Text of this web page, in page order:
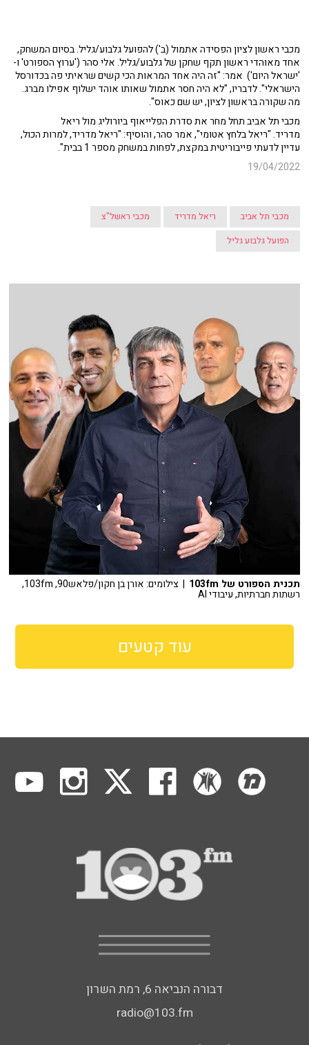
מכבי ראשון לציון הפסידה אתמול (ב') להפועל גלבוע/גליל. בסיום המשחק,
אחד מאוהדי ראשון תקף שחקן של גלבוע/גליל. אלי סהר ('ערוץ הספורט' ו-
'ישראל היום') אמר: "זה היה אחד המראות הכי קשים שראיתי פה בכדורסל
הישראלי". לדבריו, "לא היה חסר אתמול שאותו אוהד ישלוף אפילו מברג.
מה שקורה בראשון לציון, יש שם כאוס".
מכבי תל אביב תחל מחר את סדרת הפלייאוף ביורוליג מול ריאל
מדריד. "ריאל בלחץ אטומי", אמר סהר, והוסיף: "ריאל מדריד, למרות הכול,
עדיין לדעתי פייבוריטית במקצת, לפחות במשחק מספר 1 בבית".
19/04/2022
מכבי תל אביב ריאל מדריד
מכבי ראשל"צ
הפועל גלבוע גליל
תכנית הספורט של 103fm | צילומים: אורן בן חקון/פלאש90, 103fm,
רשתות חברתיות, עיבודי AI
עוד קטעים
דבורה הנביאה 6, רמת השרון
radio@103.fm